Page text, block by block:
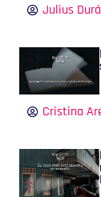
Julius
Cristina